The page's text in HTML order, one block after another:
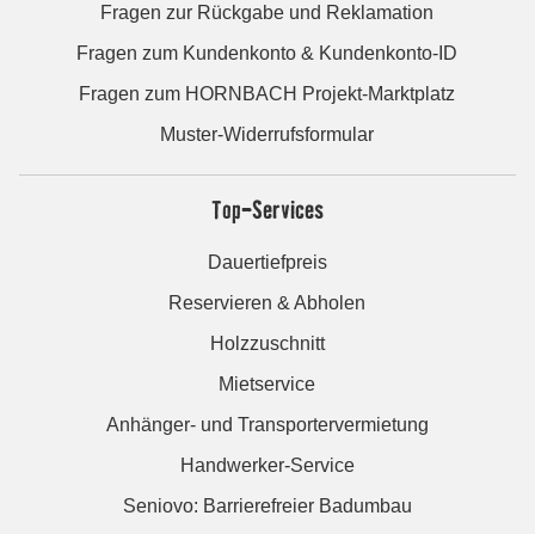
Fragen zur Rückgabe und Reklamation
Fragen zum Kundenkonto & Kundenkonto-ID
Fragen zum HORNBACH Projekt-Marktplatz
Muster-Widerrufsformular
Top-Services
Dauertiefpreis
Reservieren & Abholen
Holzzuschnitt
Mietservice
Anhänger- und Transportervermietung
Handwerker-Service
Seniovo: Barrierefreier Badumbau